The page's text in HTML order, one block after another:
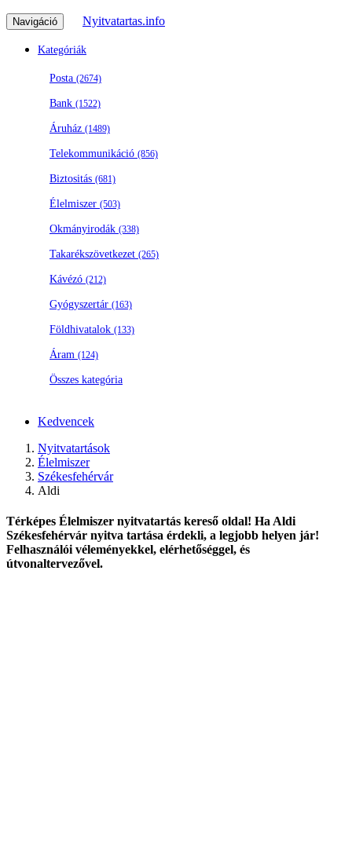
Navigáció Nyitvatartas.info
Kategóriák
Posta (2674)
Bank (1522)
Áruház (1489)
Telekommunikáció (856)
Biztositás (681)
Élelmiszer (503)
Okmányirodák (338)
Takarékszövetkezet (265)
Kávézó (212)
Gyógyszertár (163)
Földhivatalok (133)
Áram (124)
Összes kategória
Kedvencek
Nyitvatartások
Élelmiszer
Székesfehérvár
Aldi
Térképes Élelmiszer nyitvatartás kereső oldal! Ha Aldi
Székesfehérvár nyitva tartása érdekli, a legjobb helyen jár!
Felhasználói véleményekkel, elérhetőséggel, és
útvonaltervezővel.